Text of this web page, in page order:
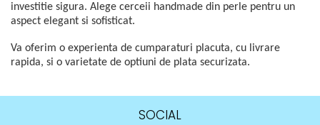
investitie sigura. Alege cerceii handmade din perle pentru un
aspect elegant si sofisticat.
Va oferim o experienta de cumparaturi placuta, cu livrare
rapida, si o varietate de optiuni de plata securizata.
SOCIAL